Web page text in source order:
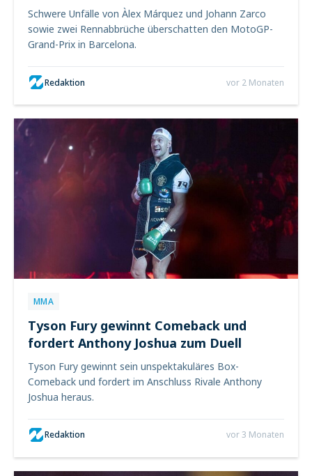
Schwere Unfälle von Àlex Márquez und Johann Zarco
sowie zwei Rennabbrüche überschatten den MotoGP-
Grand-Prix in Barcelona.
Redaktion vor 2 Monaten
MMA
Tyson Fury gewinnt Comeback und
fordert Anthony Joshua zum Duell
Tyson Fury gewinnt sein unspektakuläres Box-
Comeback und fordert im Anschluss Rivale Anthony
Joshua heraus.
Redaktion vor 3 Monaten